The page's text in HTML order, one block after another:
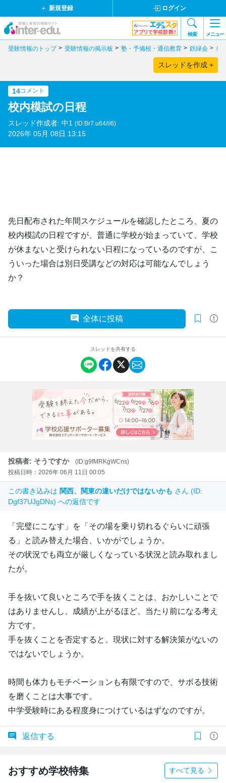
新規登録 ログイン
検索 メニュー
受験情報のトップ 受験情報の掲示板 塾・予備校・通信教育 鉄緑会 校
スレッドを作成 +
14コメント
校内模試の日程
スレッド作成者: 中1 (ID:Br7.u64/iI6)
2026年 05月 08日 13:15
先日配布された年間スケジュールを確認したところ、夏の
校内模試の日程ですが、普通に学校が始まっていて、学校
が休まないと受けられない日程になっているのですが、こ
ういった場合は別日受講などの対応は可能なんでしょう
か？
全体に投稿
スレッドを共有する
投稿者: そうですか
(ID:g9fMRKgWCns)
投稿日時：2026年 06月 11日 00:05
この書き込みは 関西、関東の違いだけではないかも さん (ID:
Dgf37UJgDNs) への返信です
「完璧にこなす」を「その場を乗り切れるぐらいに頑張
る」と読み替えた場合、いかがでしょうか。
その状況でも両立が厳しくなっている状況と読み取れまし
たが。
手を抜いて良いところで手を抜くことは、おかしいことで
はありませんし、成績が上がるほど、当たり前になる考え
方です。
手を抜くことを否定すると、現状に対する解決策がないの
ではないでしょうか。
時間も体力もモチベーションも有限ですので、サボる技術
を磨くことは大事です。
中学受験時にある程度身につけているはずなのですが。
返信する
おすすめ学校特集 すべて見る